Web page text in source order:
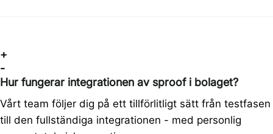
+
-
Hur fungerar integrationen av sproof i bolaget?
Vårt team följer dig på ett tillförlitligt sätt från testfasen
till den fullständiga integrationen - med personlig